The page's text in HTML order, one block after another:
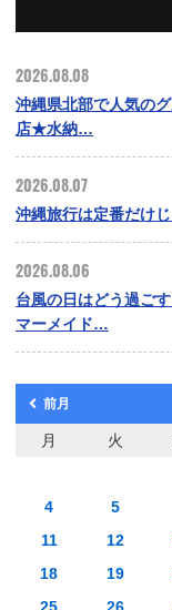
2026.08.08
沖縄県北部で人気の
店★水納…
2026.08.07
沖縄旅行は定番だけ
2026.08.06
台風の日はどう過ご
マーメイド…
前月
月 火
4
5
11
12
18
19
25
26